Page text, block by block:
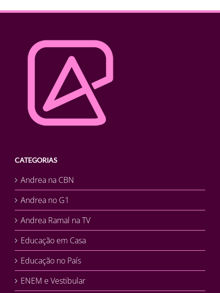
CATEGORIAS
Andrea na CBN
Andrea no G1
Andrea Ramal na TV
Educação em Casa
Educação no País
ENEM e Vestibular